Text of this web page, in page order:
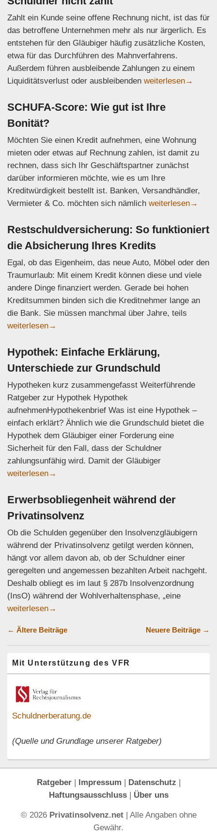
Zahlt ein Kunde seine offene Rechnung nicht, ist das für
das betroffene Unternehmen mehr als nur ärgerlich. Es
entstehen für den Gläubiger häufig zusätzliche Kosten,
etwa für das Durchführen des Mahnverfahrens.
Außerdem führen ausbleibende Zahlungen zu einem
Liquiditätsverlust oder ausbleibenden Schuldnerverzug
weiterlesen→
SCHUFA-Score: Wie gut ist Ihre
Bonität?
Möchten Sie einen Kredit aufnehmen, eine Wohnung
mieten oder etwas auf Rechnung zahlen, ist damit zu
rechnen, dass sich Ihr Geschäftspartner zunächst
darüber informieren möchte, wie es um Ihre
Kreditwürdigkeit bestellt ist. Banken, Versandhändler,
Vermieter & Co. möchten sich nämlich SCHUFA-Score:
weiterlesen→
Restschuldversicherung: So funktioniert
die Absicherung Ihres Kredits
Egal, ob das Eigenheim, das neue Auto, Möbel oder den
Traumurlaub: Mit einem Kredit können diese und viele
andere Dinge finanziert werden. Gerade bei hohen
Kreditsummen binden sich die Kreditnehmer lange an
die Bank. Sie müssen manchmal über Jahre, teils
Restschuldversicherung: So funktioniert die Absicherung
weiterlesen→
Hypothek: Einfache Erklärung,
Unterschiede zur Grundschuld
Hypotheken kurz zusammengefasst Weiterführende
Ratgeber zur Hypothek Hypothek
aufnehmenHypothekenbrief Was ist eine Hypothek –
einfach erklärt? Ähnlich wie die Grundschuld bietet die
Hypothek dem Gläubiger einer Forderung eine
Sicherheit für den Fall, dass der Schuldner
zahlungsunfähig wird. Damit der Gläubiger
Hypothek: Einfache Erklärung, Unterschiede zur
weiterlesen→
Erwerbsobliegenheit während der
Privatinsolvenz
Ob die Schulden gegenüber den Insolvenzgläubigern
während der Privatinsolvenz getilgt werden können,
hängt vor allem davon ab, ob der Schuldner einer
geregelten und angemessen bezahlten Arbeit nachgeht.
Deshalb obliegt es im laut § 287b Insolvenzordnung
(InsO) während der Wohlverhaltensphase, „eine
Erwerbsobliegenheit während der Privatinsolvenz
weiterlesen→
Beitragsnavigation
← Ältere Beiträge Neuere Beiträge →
Seitenleisten-
Widgetbereich
Mit Unterstützung des VFR
Schuldnerberatung.de
(Quelle und Grundlage unserer Ratgeber)
Ratgeber| Impressum | Datenschutz |
Haftungsausschluss| Über uns
© 2026 Privatinsolvenz.net| Alle Angaben ohne
Gewähr.